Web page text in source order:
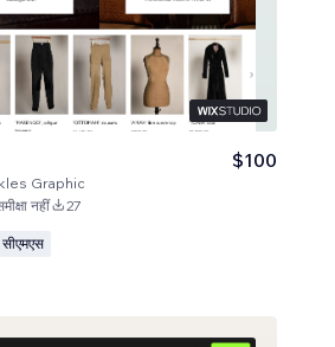
Graphic
$100
नहीं 27
सीएमएस